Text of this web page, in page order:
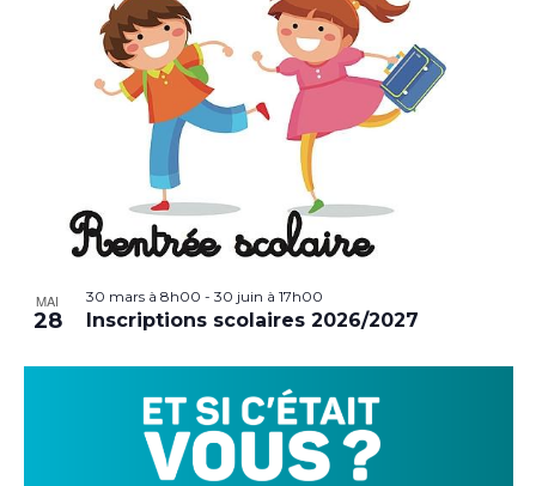
MAI
28
30 mars à 8h00 - 30 juin à 17h00
Inscriptions scolaires 2026/2027